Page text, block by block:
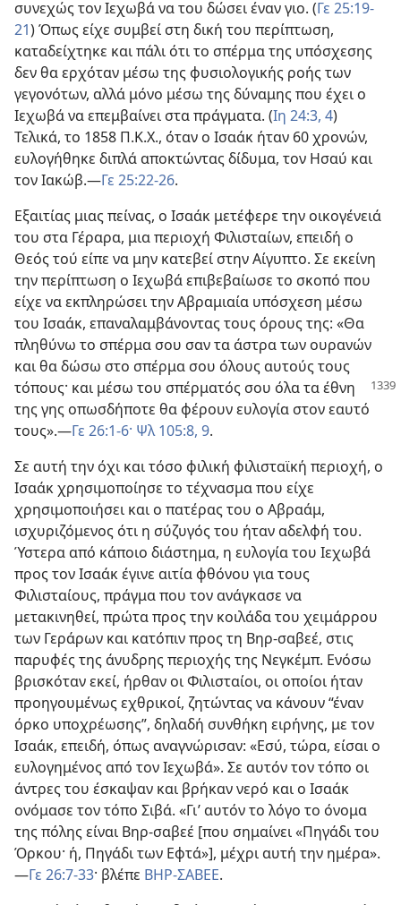
συνεχώς τον Ιεχωβά να του δώσει έναν γιο. (Γε 25:19-
21) Όπως είχε συμβεί στη δική του περίπτωση,
καταδείχτηκε και πάλι ότι το σπέρμα της υπόσχεσης
δεν θα ερχόταν μέσω της φυσιολογικής ροής των
γεγονότων, αλλά μόνο μέσω της δύναμης που έχει ο
Ιεχωβά να επεμβαίνει στα πράγματα. (Ιη 24:3, 4)
Τελικά, το 1858 Π.Κ.Χ., όταν ο Ισαάκ ήταν 60 χρονών,
ευλογήθηκε διπλά αποκτώντας δίδυμα, τον Ησαύ και
τον Ιακώβ.—Γε 25:22-26.
Εξαιτίας μιας πείνας, ο Ισαάκ μετέφερε την οικογένειά
του στα Γέραρα, μια περιοχή Φιλισταίων, επειδή ο
Θεός τού είπε να μην κατεβεί στην Αίγυπτο. Σε εκείνη
την περίπτωση ο Ιεχωβά επιβεβαίωσε το σκοπό που
είχε να εκπληρώσει την Αβραμιαία υπόσχεση μέσω
του Ισαάκ, επαναλαμβάνοντας τους όρους της: «Θα
πληθύνω το σπέρμα σου σαν τα άστρα των ουρανών
και θα δώσω στο σπέρμα σου όλους αυτούς τους
τόπους· και μέσω του σπέρματός σου όλα ταέθνη
της γης οπωσδήποτε θα φέρουν ευλογία στον εαυτό
τους».—Γε 26:1-6· Ψλ 105:8, 9.
Σε αυτή την όχι και τόσο φιλική φιλισταϊκή περιοχή, ο
Ισαάκ χρησιμοποίησε το τέχνασμα που είχε
χρησιμοποιήσει και ο πατέρας του ο Αβραάμ,
ισχυριζόμενος ότι η σύζυγός του ήταν αδελφή του.
Ύστερα από κάποιο διάστημα, η ευλογία του Ιεχωβά
προς τον Ισαάκ έγινε αιτία φθόνου για τους
Φιλισταίους, πράγμα που τον ανάγκασε να
μετακινηθεί, πρώτα προς την κοιλάδα του χειμάρρου
των Γεράρων και κατόπιν προς τη Βηρ-σαβεέ, στις
παρυφές της άνυδρης περιοχής της Νεγκέμπ. Ενόσω
βρισκόταν εκεί, ήρθαν οι Φιλισταίοι, οι οποίοι ήταν
προηγουμένως εχθρικοί, ζητώντας να κάνουν “έναν
όρκο υποχρέωσης”, δηλαδή συνθήκη ειρήνης, με τον
Ισαάκ, επειδή, όπως αναγνώρισαν: «Εσύ, τώρα, είσαι ο
ευλογημένος από τον Ιεχωβά». Σε αυτόν τον τόπο οι
άντρες του έσκαψαν και βρήκαν νερό και ο Ισαάκ
ονόμασε τον τόπο Σιβά. «Γι’ αυτόν το λόγο το όνομα
της πόλης είναι Βηρ-σαβεέ [που σημαίνει «Πηγάδι του
Όρκου· ή, Πηγάδι των Εφτά»], μέχρι αυτή την ημέρα».
—Γε 26:7-33· βλέπε ΒΗΡ-ΣΑΒΕΕ.